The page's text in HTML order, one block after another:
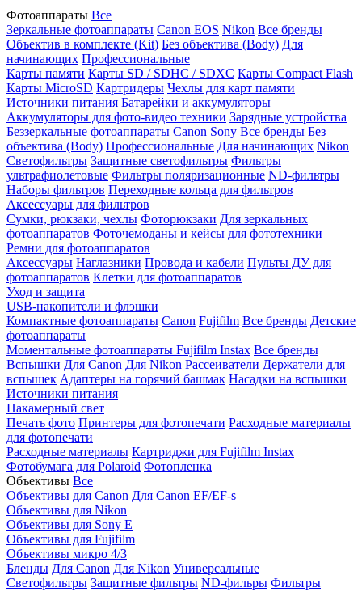
Фотоаппараты Все
Зеркальные фотоаппараты Canon EOS Nikon Все бренды
Объектив в комплекте (Kit) Без объектива (Body) Для
начинающих Профессиональные
Карты памяти Карты SD / SDHC / SDXC Карты Compact Flash
Карты MicroSD Картридеры Чехлы для карт памяти
Источники питания Батарейки и аккумуляторы
Аккумуляторы для фото-видео техники Зарядные устройства
Беззеркальные фотоаппараты Canon Sony Все бренды Без
объектива (Body) Профессиональные Для начинающих Nikon
Светофильтры Защитные светофильтры Фильтры
ультрафиолетовые Фильтры поляризационные ND-фильтры
Наборы фильтров Переходные кольца для фильтров
Аксессуары для фильтров
Сумки, рюкзаки, чехлы Фоторюкзаки Для зеркальных
фотоаппаратов Фоточемоданы и кейсы для фототехники
Ремни для фотоаппаратов
Аксессуары Наглазники Провода и кабели Пульты ДУ для
фотоаппаратов Клетки для фотоаппаратов
Уход и защита
USB-накопители и флэшки
Компактные фотоаппараты Canon Fujifilm Все бренды Детские
фотоаппараты
Моментальные фотоаппараты Fujifilm Instax Все бренды
Вспышки Для Canon Для Nikon Рассеиватели Держатели для
вспышек Адаптеры на горячий башмак Насадки на вспышки
Источники питания
Накамерный свет
Печать фото Принтеры для фотопечати Расходные материалы
для фотопечати
Расходные материалы Картриджи для Fujifilm Instax
Фотобумага для Polaroid Фотопленка
Объективы Все
Объективы для Canon Для Canon EF/EF-s
Объективы для Nikon
Объективы для Sony E
Объективы для Fujifilm
Объективы микро 4/3
Бленды Для Canon Для Nikon Универсальные
Светофильтры Защитные фильтры ND-фильры Фильтры